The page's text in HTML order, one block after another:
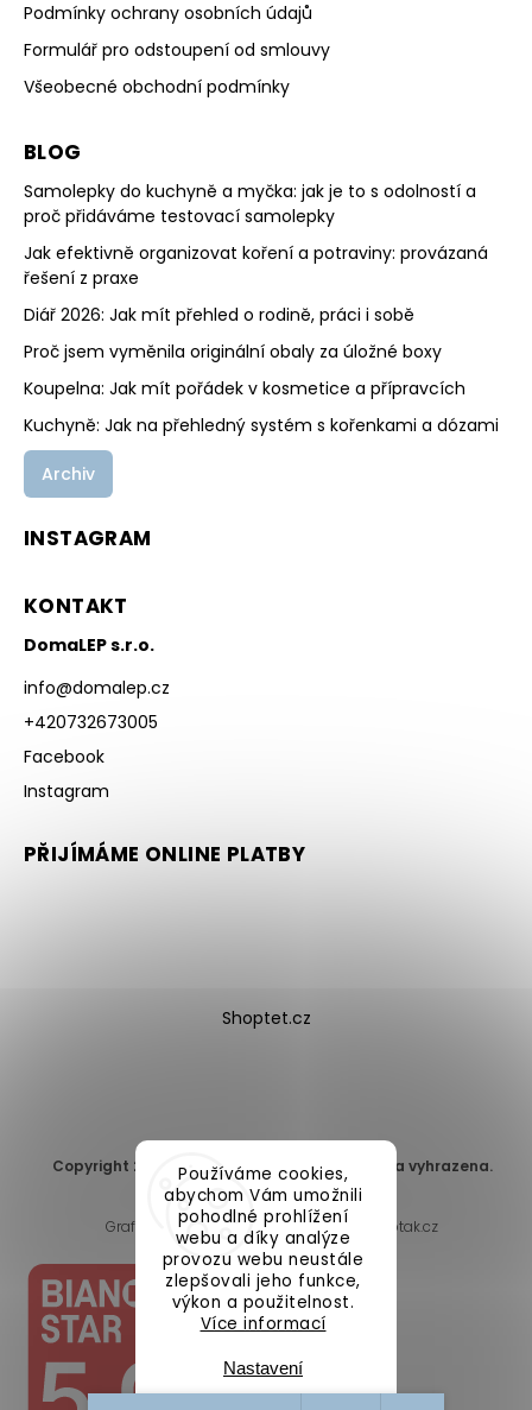
Používáme cookies,
abychom Vám umožnili
pohodlné prohlížení
webu a díky analýze
provozu webu neustále
zlepšovali jeho funkce,
výkon a použitelnost.
Více informací
Nastavení
Podmínky ochrany osobních údajů
Formulář pro odstoupení od smlouvy
Všeobecné obchodní podmínky
BLOG
Samolepky do kuchyně a myčka: jak je to s odolností a
proč přidáváme testovací samolepky
Jak efektivně organizovat koření a potraviny: provázaná
řešení z praxe
Diář 2026: Jak mít přehled o rodině, práci i sobě
Proč jsem vyměnila originální obaly za úložné boxy
Koupelna: Jak mít pořádek v kosmetice a přípravcích
Kuchyně: Jak na přehledný systém s kořenkami a dózami
Archiv
INSTAGRAM
KONTAKT
DomaLEP s.r.o.
info@domalep.cz
+420732673005
Facebook
Instagram
PŘIJÍMÁME ONLINE PLATBY
Shoptet.cz
Copyright 2026 DomaLEP s.r.o. . Všechna práva vyhrazena.
Upravit nastavení cookies
Grafický návrh vytvořil a nakódoval
Shoptak.cz